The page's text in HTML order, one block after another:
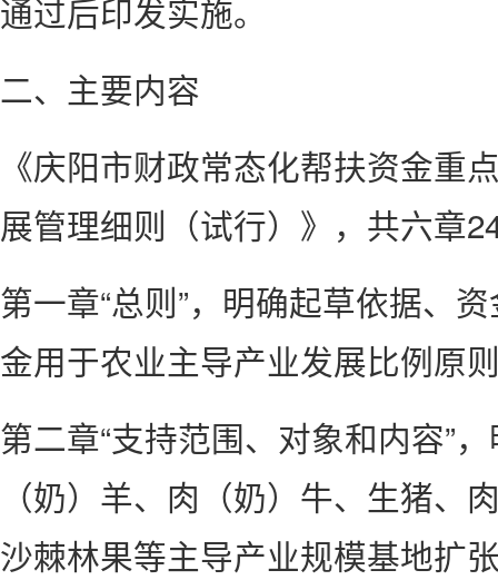
通过后印发实施。
二、主要内容
《庆阳市财政常态化帮扶资金重
展管理细则（试行）》，共六章
第一章“总则”，明确起草依据、
金用于农业主导产业发展比例原
第二章“支持范围、对象和内容”
（奶）羊、肉（奶）牛、生猪、
沙棘林果等主导产业规模基地扩